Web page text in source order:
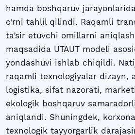
hamda boshqaruv
o‘rni tahlil qilindi. Raqamli
ta’sir etuvchi omillarni aniqlash
maqsadida UTAUT modeli
yondashuvi ishlab chiqildi.
raqamli texnologiyalar dizayn,
logistika, sifat nazorati,
ekologik boshqaruv
aniqlandi. Shuningdek,
texnologik tayyorgarlik